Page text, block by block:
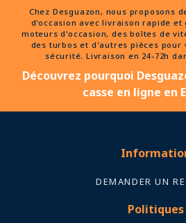
Chez Desguazon, nous proposons
d'occasion avec livraison rapide et
moteurs d'occasion, des boîtes de
des turbos et d'autres pièces pour
sécurité. Livraison en 24-72h
Découvrez pourquoi
casse en ligne en
DEMANDER UN
Politiques